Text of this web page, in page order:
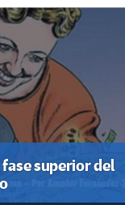
superior del